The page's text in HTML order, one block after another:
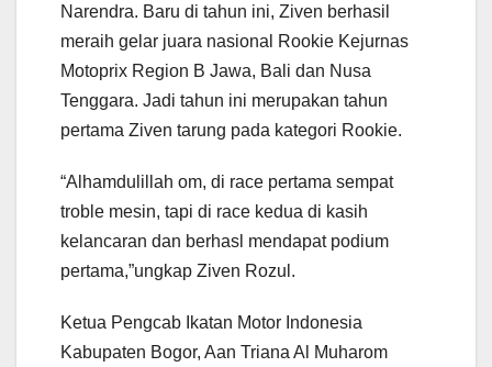
Narendra. Baru di tahun ini, Ziven berhasil
meraih gelar juara nasional Rookie Kejurnas
Motoprix Region B Jawa, Bali dan Nusa
Tenggara. Jadi tahun ini merupakan tahun
pertama Ziven tarung pada kategori Rookie.
“Alhamdulillah om, di race pertama sempat
troble mesin, tapi di race kedua di kasih
kelancaran dan berhasl mendapat podium
pertama,”ungkap Ziven Rozul.
Ketua Pengcab Ikatan Motor Indonesia
Kabupaten Bogor, Aan Triana Al Muharom